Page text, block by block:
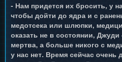
- Нам придется их бросить, у
чтобы дойти до ядра и с
медотсека или шлюпки,
оказать не в состоянии, Джуди
мертва, а больше никого с
у нас нет. Время сейчас очень